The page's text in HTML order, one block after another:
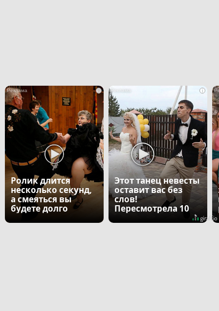
i
Ролик длится
несколько секунд,
а смеяться вы
будете долго
i
Этот танец невесты
оставит вас без
слов!
Пересмотрела 10